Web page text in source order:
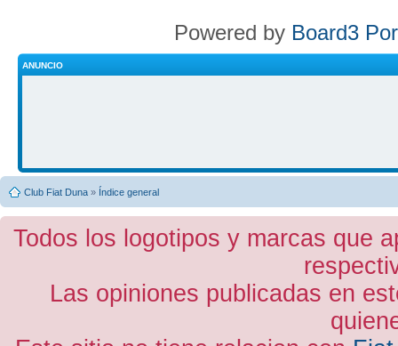
Powered by Board3
ANUNCIO
Club Fiat Duna » Índice general
Todos los logotipos y marcas que
Las opiniones publicadas en